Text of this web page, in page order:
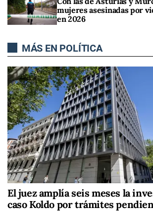
mujeres asesinadas por
en 2026
MÁS EN POLÍTICA
El juez amplía seis meses la
caso Koldo por trámites